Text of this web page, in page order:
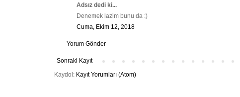
Adsız dedi ki...
Denemek lazim bunu da :)
Cuma, Ekim 12, 2018
Yorum Gönder
Sonraki Kayıt
Kaydol: Kayıt Yorumları (Atom)